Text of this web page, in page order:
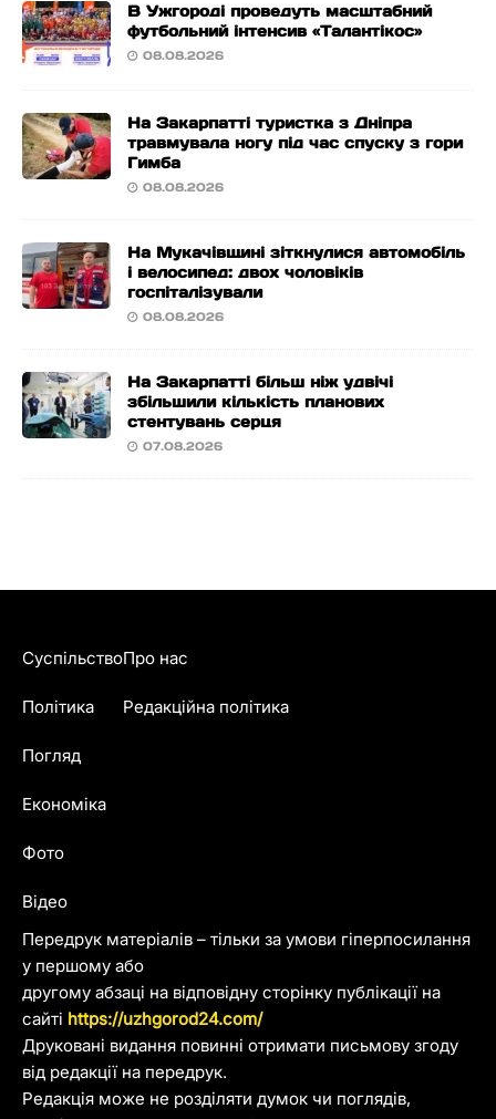
В Ужгороді проведуть масштабний
футбольний інтенсив «Талантікос»
08.08.2026
На Закарпатті туристка з Дніпра
травмувала ногу під час спуску з гори
Гимба
08.08.2026
На Мукачівщині зіткнулися автомобіль
і велосипед: двох чоловіків
госпіталізували
08.08.2026
На Закарпатті більш ніж удвічі
збільшили кількість планових
стентувань серця
07.08.2026
Передрук матеріалів – тільки за умови гіперпосилання
у першому або
другому абзаці на відповідну сторінку публікації на
сайті https://uzhgorod24.com/
Друковані видання повинні отримати письмову згоду
від редакції на передрук.
Редакція може не розділяти думок чи поглядів,
Суспільство
Політика
Погляд
Економіка
Фото
Відео
Про нас
Редакційна політика